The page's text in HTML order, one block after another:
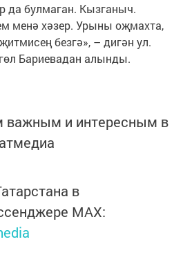
да булмаган. Кызганыч.
менә хәзер. Урыны оҗмахта,
безгә», – дигән ул.
Бариевадан алынды.
важным и интересным в
в
MАХ: